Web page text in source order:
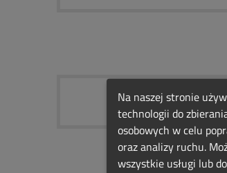
Na naszej stronie
technologii do
osobowych w celu
oraz analizy ruchu.
wszystkie usługi lub